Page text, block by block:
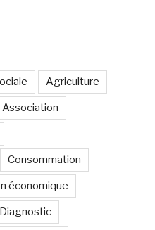
Agriculture
Association
Consommation
économique
Diagnostic